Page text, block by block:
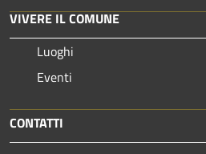
VIVERE IL COMUNE
Luoghi
Eventi
CONTATTI